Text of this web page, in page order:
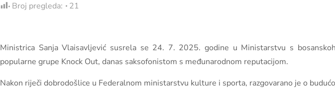
Broj pregleda: 21
Ministrica Sanja Vlaisavljević susrela se 24. 7. 2025. godine u Ministarstvu s
popularne grupe Knock Out, danas saksofonistom s međunarodnom reputacijom.
Nakon riječi dobrodošlice u Federalnom ministarstvu kulture i sporta, razgovarano je o